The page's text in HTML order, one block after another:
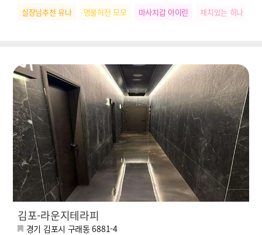
실장님추천 유나 명불허전 모모 마사지갑 아이린 재치있는 히나
김포-라운지테라피
경기 김포시 구래동 6881-4